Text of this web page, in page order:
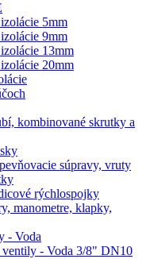
5mm
9mm
13mm
20mm
kombinované skrutky a
súpravy, vruty
rýchlospojky
manometre, klapky,
- Voda
- Voda 3/8" DN10